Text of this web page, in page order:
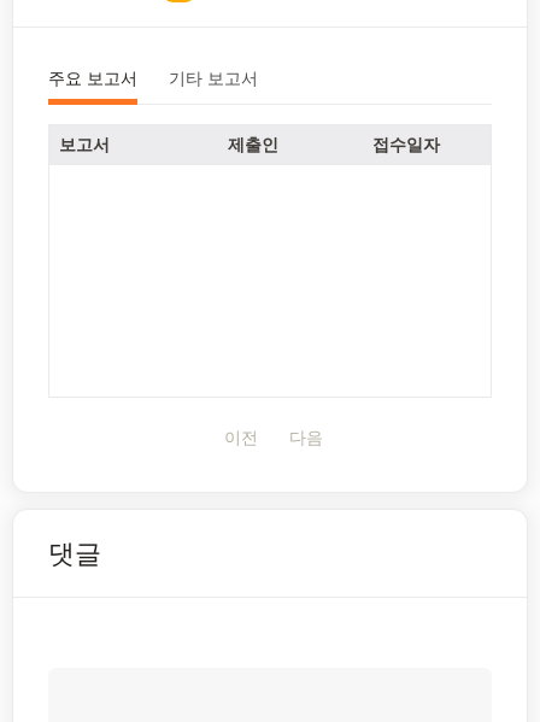
주요 보고서 기타 보고서
보고서 제출인 접수일자
이전 다음
댓글